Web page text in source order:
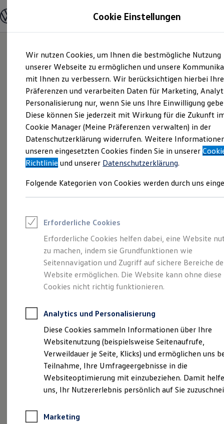
Hauptinhalt
springen
Footer
springen
Modelle und Konfigurator
Modelle vergleichen
Elektroautos
ENERGY Sondermodelle
Nutzfahrzeuge
SUV und CUV
Familienautos
Kombis
Kompaktwagen
Sportwagen
Schnell verfügbare Fahrzeuge
Angebote und Produkte
Aktuelle Angebote
E-Auto-Förderung
Volkswagen Marktplatz
Junge Gebrauchtwagen und Gebrauchtwagen
Saisonangebote
Leasing
Leasing-Angebote
Gebrauchtwagen Leasing
Junge Gebrauchtwagen-Leasing
Elektroauto Leasing
Kleinwagen-Leasing
Leasing ohne Anzahlung
Autokredit mit Schlussrate
Versicherungen und Garantien
Kfz-Versicherung
Restschuldversicherungen
Garantien
Wartungsverträge
Geschäftskunden
Professional Class bei Volkswagen
Großkunden
Behörden
Anpfiff zum Gewinn
Kompakt.
Charismatisch. Coupé.
Der Taigo.
Impressum & Rechtliches
Cookie Einstellungen
Wir nutzen Cookies, um Ihnen die bestmögliche Nutzung
unserer Webseite zu ermöglichen und unsere
mit Ihnen zu verbessern. Wir berücksichtigen hierbei Ihre
Präferenzen und verarbeiten Daten für Marketing,
Personalisierung nur, wenn Sie uns Ihre Einwilligung
Diese können Sie jederzeit mit Wirkung für die Zukunft
Cookie Manager (Meine Präferenzen verwalten) in der
Datenschutzerklärung widerrufen. Weitere
unseren eingesetzten Cookies finden Sie in unserer
Richtlinie und unserer Datenschutzerklärung.
Folgende Kategorien von Cookies werden durch uns
Erforderliche Cookies
Erforderliche Cookies helfen dabei, eine Website
zu machen, indem sie Grundfunktionen wie
Seitennavigation und Zugriff auf sichere Bereiche
Website ermöglichen. Die Website kann ohne diese
Cookies nicht richtig funktionieren.
Analytics und Personalisierung
Diese Cookies sammeln Informationen über Ihre
Websitenutzung (beispielsweise Seitenaufrufe,
Verweildauer je Seite, Klicks) und ermöglichen uns
Teilnahme, Ihre Umfrageergebnisse in die
Websiteoptimierung mit einzubeziehen. Damit
uns, Ihr Nutzererlebnis persönlich auf Sie
Marketing